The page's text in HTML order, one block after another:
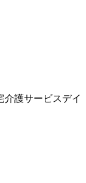
介護サービスデイ